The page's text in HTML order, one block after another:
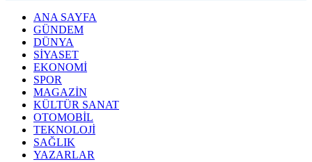
ANA SAYFA
GÜNDEM
DÜNYA
SİYASET
EKONOMİ
SPOR
MAGAZİN
KÜLTÜR SANAT
OTOMOBİL
TEKNOLOJİ
SAĞLIK
YAZARLAR